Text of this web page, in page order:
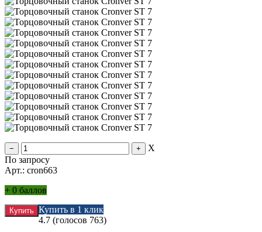
X
По запросу
Арт.: cron663
+ 0 баллов
Купить в 1 клик
4.7 (голосов 763)